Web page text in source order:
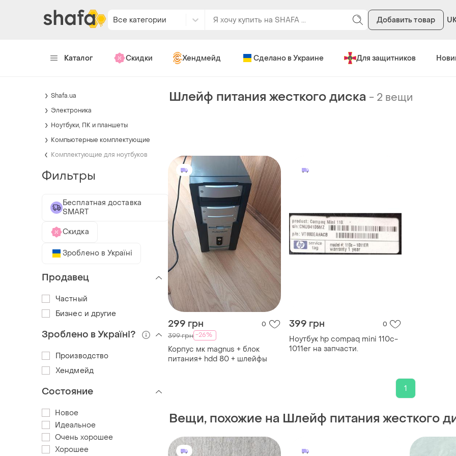
Все категории Добавить товар
Каталог Скидки Хендмейд Сделано в Украине Для защитников
Шлейф питания жесткого диска - 2 вещи
299 грн 0
399 грн -26%
Корпус мк magnus + блок
питания+ hdd 80 + шлейфы
399 грн 0
Ноутбук hp compaq mini 110c-
1011er на запчасти.
1
Вещи, похожие на Шлейф питания жесткого
Shafa.ua
Электроника
Ноутбуки, ПК и планшеты
Компьютерные комплектующие
Комплектующие для ноутбуков
Фильтры
Бесплатная доставка
SMART
Скидка
Зроблено в Україні
Продавец
Частный
Бизнес и другие
Зроблено в Україні?
Производство
Хендмейд
Состояние
Новое
Идеальное
Очень хорошее
Хорошее